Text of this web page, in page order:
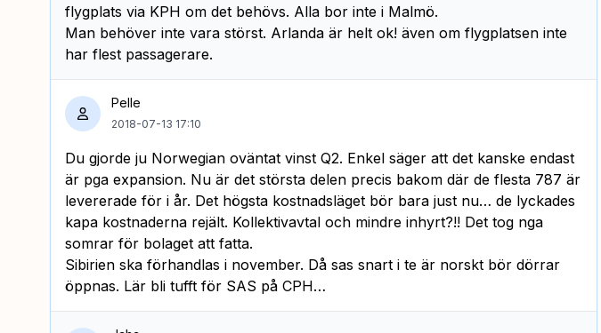
flygplats via KPH om det behövs. Alla bor inte i Malmö.
Man behöver inte vara störst. Arlanda är helt ok! även om flygplatsen inte
har flest passagerare.
Pelle
2018-07-13 17:10
Du gjorde ju Norwegian oväntat vinst Q2. Enkel säger att det kanske endast
är pga expansion. Nu är det största delen precis bakom där de flesta 787 är
levererade för i år. Det högsta kostnadsläget bör bara just nu… de lyckades
kapa kostnaderna rejält. Kollektivavtal och mindre inhyrt?!! Det tog nga
somrar för bolaget att fatta.
Sibirien ska förhandlas i november. Då sas snart i te är norskt bör dörrar
öppnas. Lär bli tufft för SAS på CPH…